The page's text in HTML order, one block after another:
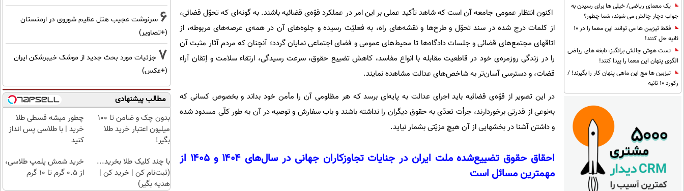
یک معمای ریاضی/ خیلی ها برای رسیدن به
جواب دچار چالش می شوند، شما چطور؟
فقط تیزبین ها می توانند این معما را در 10
ثانیه حل کنند!
تست هوش چالش برانگیز: نابغه های ریاضی
الگوی پنهان این معما را پیدا کنند!
تیزبین ها مچ این ماهی پنهان کار را بگیرند! /
رکورد 10 ثانیه
اکنون انتظار عمومی جامعه آن است که شاهد تأکید عملی بر این امر در عملکرد قوّه‌ی قضائیه باشند. به‌ گونه‌ای که تحوّل قضائی،
از کلمات درج شده در سند تحوّل و طرح‌ها و نقشه‌های راه، به فعلیّت رسیده و جلوه‌های آن در همه‌ی عرصه‌های مربوطه، از
اتاقهای مجتمع‌های قضائی و جلسات دادگاه‌ها تا محیط‌های عمومی و فضای اجتماعی نمایان گردد؛ آنچنان که مردم آثار مثبت آن
را در زندگی روزمره‌ی خود در قاطعیت مقابله با انواع مفاسد، کاهش تضییع حقوق، سرعت رسیدگی، ارتقاء سلامت و اِتقان آراء
قضات، و دسترسی آسان‌تر به شاخص‌های عدالت مشاهده نمایند.
در این تصویر از قوّه‌ی قضائیه باید اجرای عدالت به پایه‌ای برسد که هر مظلومی آن را مأمن خود بداند و بخصوص کسانی که
به‌نوعی از قدرتی برخوردارند، جرأت تعدّی به حقوق دیگران را نداشته باشند و باب سفارش و توصیه در آن به طور کلّی مسدود شده
و داشتن آشنا در بخشهایی از آن هیچ مزیّتی بشمار نیاید.
احقاق حقوق تضییع‌شده‌ ملت ایران در جنایات تجاوزکاران جهانی در سال‌های ۱۴۰۴ و ۱۴۰۵ از
مهمترین مسائل است
6 سرنوشت عجیب هتل عظیم شوروی در ارمنستان
(+تصاویر)
7 جزئیات مورد بحث جدید از موشک خیبرشکن ایران
(+عکس)
مطالب پیشنهادی
بدون چک و ضامن تا 100
میلیون اعتبار خرید طلا
بگیر!
چطور میشه قسطی طلا
خرید | با طلاسی پس انداز
کنید
با چند کلیک طلا بخرید...
(ثبت‌نام کن | خرید کن |
هدیه بگیر)
خرید شمش پلمپ طلاسی،
از ۰.۵ گرم تا ۱۰ گرم